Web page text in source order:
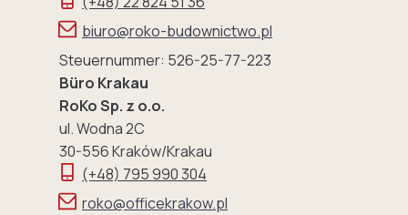
biuro@roko-budownictwo.pl
Steuernummer: 526-25-77-223
Büro Krakau
RoKo Sp. z o.o.
ul. Wodna 2C
30-556 Kraków/Krakau
(+48) 795 990 304
roko@officekrakow.pl